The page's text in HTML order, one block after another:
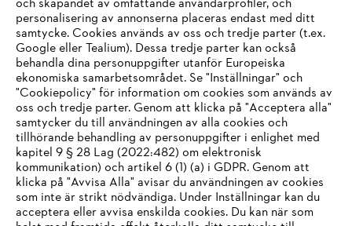
STIHL FAQ
Service
Allmänna villkor och bestämmelser
IHR BROWSER WIRD NICHT
UNTERSTÜTZT
och skapandet av omfattande användarprofiler, och
personalisering av annonserna placeras endast med ditt
samtycke. Cookies används av oss och tredje parter (t.ex.
Google eller Tealium). Dessa tredje parter kan också
behandla dina personuppgifter utanför Europeiska
ekonomiska samarbetsområdet. Se "Inställningar" och
"Cookiepolicy" för information om cookies som används av
oss och tredje parter. Genom att klicka på "Acceptera alla"
samtycker du till användningen av alla cookies och
tillhörande behandling av personuppgifter i enlighet med
kapitel 9 § 28 Lag (2022:482) om elektronisk
kommunikation) och artikel 6 (1) (a) i GDPR. Genom att
klicka på "Avvisa Alla" avisar du användningen av cookies
som inte är strikt nödvändiga. Under Inställningar kan du
acceptera eller avvisa enskilda cookies. Du kan när som